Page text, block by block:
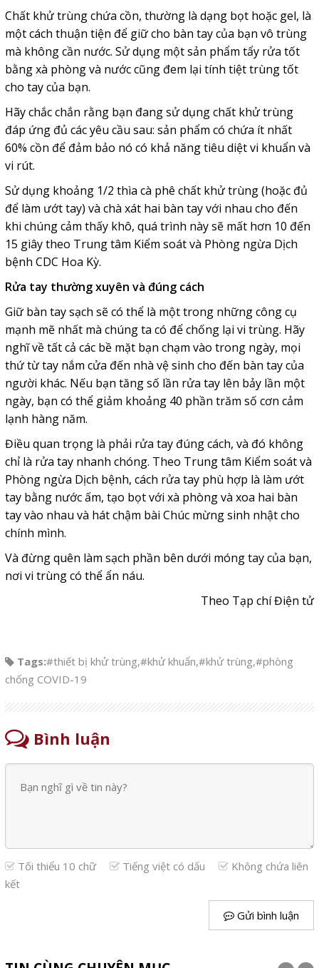
Chất khử trùng chứa cồn, thường là dạng bọt hoặc gel, là
một cách thuận tiện để giữ cho bàn tay của bạn vô trùng
mà không cần nước. Sử dụng một sản phẩm tẩy rửa tốt
bằng xà phòng và nước cũng đem lại tính tiệt trùng tốt
cho tay của bạn.
Hãy chắc chắn rằng bạn đang sử dụng chất khử trùng
đáp ứng đủ các yêu cầu sau: sản phẩm có chứa ít nhất
60% cồn để đảm bảo nó có khả năng tiêu diệt vi khuẩn và
vi rút.
Sử dụng khoảng 1/2 thìa cà phê chất khử trùng (hoặc đủ
để làm ướt tay) và chà xát hai bàn tay với nhau cho đến
khi chúng cảm thấy khô, quá trình này sẽ mất hơn 10 đến
15 giây theo Trung tâm Kiểm soát và Phòng ngừa Dịch
bệnh CDC Hoa Kỳ.
Rửa tay thường xuyên và đúng cách
Giữ bàn tay sạch sẽ có thể là một trong những công cụ
mạnh mẽ nhất mà chúng ta có để chống lại vi trùng. Hãy
nghĩ về tất cả các bề mặt bạn chạm vào trong ngày, mọi
thứ từ tay nắm cửa đến nhà vệ sinh cho đến bàn tay của
người khác. Nếu bạn tăng số lần rửa tay lên bảy lần một
ngày, bạn có thể giảm khoảng 40 phần trăm số cơn cảm
lạnh hàng năm.
Điều quan trọng là phải rửa tay đúng cách, và đó không
chỉ là rửa tay nhanh chóng. Theo Trung tâm Kiểm soát và
Phòng ngừa Dịch bệnh, cách rửa tay phù hợp là làm ướt
tay bằng nước ấm, tạo bọt với xà phòng và xoa hai bàn
tay vào nhau và hát chậm bài Chúc mừng sinh nhật cho
chính mình.
Và đừng quên làm sạch phần bên dưới móng tay của bạn,
nơi vi trùng có thể ẩn náu.
Theo Tạp chí Điện tử
Tags:#thiết bị khử trùng,#khử khuẩn,#khử trùng,#phòng
chống COVID-19
Bình luận
Tối thiểu 10 chữ Tiếng việt có dấu
Không chứa liên
kết
Gửi bình luận